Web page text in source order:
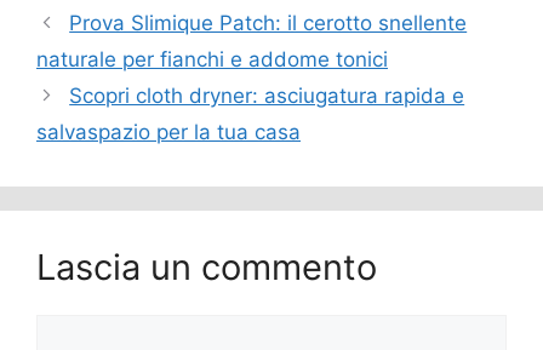
Prova Slimique Patch: il cerotto snellente
naturale per fianchi e addome tonici
Scopri cloth dryner: asciugatura rapida e
salvaspazio per la tua casa
Lascia un commento